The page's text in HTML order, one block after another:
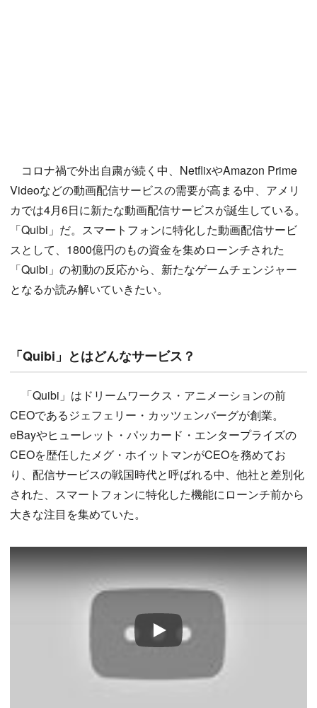
コロナ禍で外出自粛が続く中、NetflixやAmazon Prime
Videoなどの動画配信サービスの需要が高まる中、アメリ
カでは4月6日に新たな動画配信サービスが誕生している。
「Quibi」だ。スマートフォンに特化した動画配信サービ
スとして、1800億円のもの資金を集めローンチされた
「Quibi」の初動の反応から、新たなゲームチェンジャー
となるか読み解いていきたい。
「Quibi」とはどんなサービス？
「Quibi」はドリームワークス・アニメーションの前
CEOであるジェフェリー・カッツェンバーグが創業。
eBayやヒューレット・パッカード・エンタープライズの
CEOを歴任したメグ・ホイットマンがCEOを務めてお
り、配信サービスの戦国時代と呼ばれる中、他社と差別化
された、スマートフォンに特化した機能にローンチ前から
大きな注目を集めていた。
Play